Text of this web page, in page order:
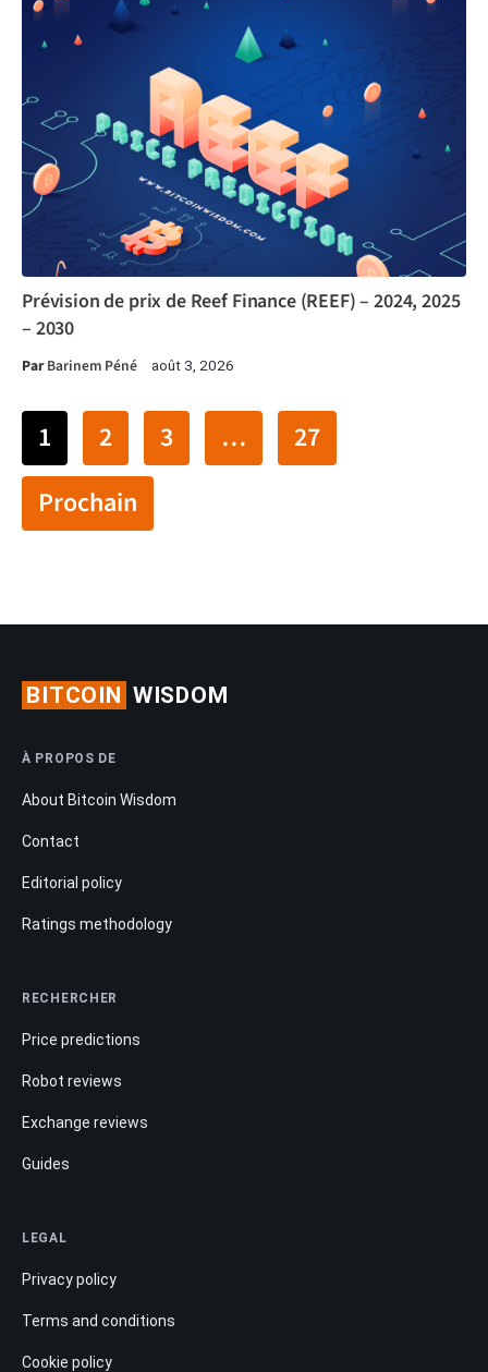
Prévision de prix de Reef Finance (REEF) – 2024, 2025
– 2030
ParBarinem Péné août 3, 2026
1 2 3 …
27
Prochain
BITCOIN WISDOM
À PROPOS DE
About Bitcoin Wisdom
Contact
Editorial policy
Ratings methodology
RECHERCHER
Price predictions
Robot reviews
Exchange reviews
Guides
LEGAL
Privacy policy
Terms and conditions
Cookie policy